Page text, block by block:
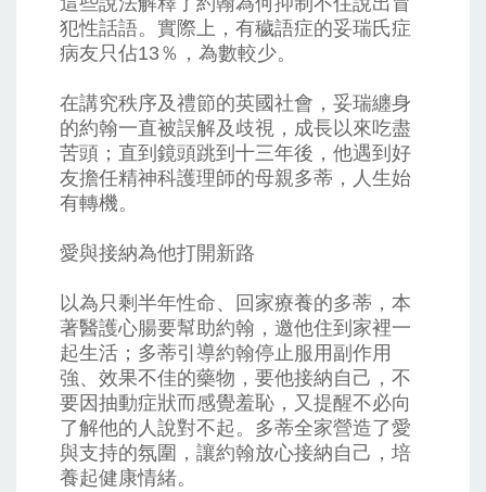
犯性話語。實際上，有穢語症的妥瑞氏症
病友只佔13％，為數較少。
在講究秩序及禮節的英國社會，妥瑞纏身
的約翰一直被誤解及歧視，成長以來吃盡
苦頭；直到鏡頭跳到十三年後，他遇到好
友擔任精神科護理師的母親多蒂，人生始
有轉機。
愛與接納為他打開新路
以為只剩半年性命、回家療養的多蒂，本
著醫護心腸要幫助約翰，邀他住到家裡一
起生活；多蒂引導約翰停止服用副作用
強、效果不佳的藥物，要他接納自己，不
要因抽動症狀而感覺羞恥，又提醒不必向
了解他的人說對不起。多蒂全家營造了愛
與支持的氛圍，讓約翰放心接納自己，培
養起健康情緒。